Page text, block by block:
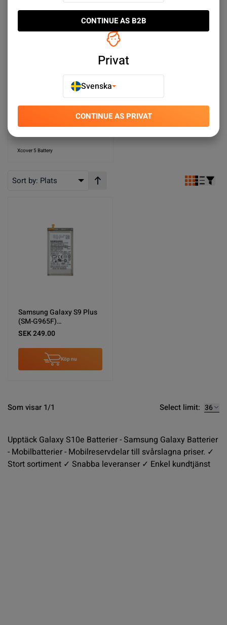
Galaxy A7 Batterier
Galaxy J5 Batterier
Galaxy J4 Plus/J6 Plus Batterier
Galaxy Ace Batterier Galaxy i8910 Omnia Batterier
Samsung Galaxy Tabs Batteries Galaxy Xcover 6 Pro Batterier
Xcover 5 Battery
Sort by: Plats Stigande ordning
Samsung Galaxy S9 Plus
(SM-G965F)
Skärm/Display Original -
SEK 249.00
Köp nu
Som visar 1/1 Select limit:
Upptäck Galaxy S10e Batterier - Samsung Galaxy Batterier
- Mobilbatterier - Mobilreservdelar till svårslagna priser. ✓
Stort sortiment ✓ Snabba leveranser ✓ Enkel kundtjänst
CONTINUE AS B2B
Privat
Svenska
CONTINUE AS PRIVAT